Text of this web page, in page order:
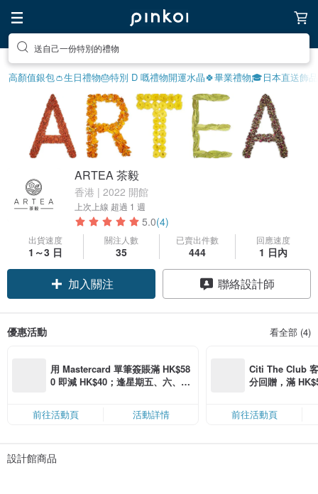
送自己一份特別的禮物
高顏值銀包👛生日禮物🎂特別 D 嘅禮物開運水晶🍀畢業禮物🎓日本直送飾品
ARTEA 茶毅
香港 | 2022 開館
上次上線 超過 1 週
5.0(4)
出貨速度
1～3 日
關注人數
35
已賣出件數
444
回應速度
1 日內
加入關注
聯絡設計師
優惠活動 看全部 (4)
用 Mastercard 單筆簽賬滿 HK$58
0 即減 HK$40；逢星期五、六、日
限，額滿即止，僅限「常用信用
卡」結帳）
前往活動頁 活動詳情
Citi The Club
分回贈，滿
前往活動頁
設計館商品